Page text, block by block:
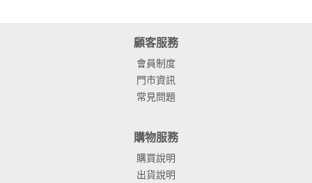
顧客服務
會員制度
門市資訊
常見問題
購物服務
購買說明
出貨說明